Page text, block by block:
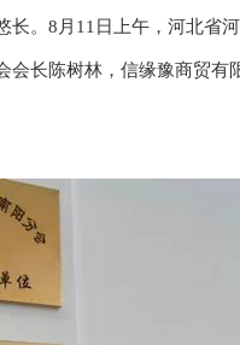
8月11日上午，河北省河
长陈树林，信缘豫商贸